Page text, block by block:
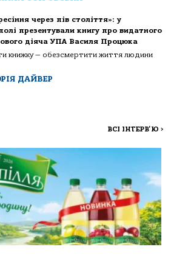
через пів століття»: у
презентували книгу про видатного
діяча УПА Василя Процюка
книжку — обезсмертити життя людини
ДАЙВЕР
ВСІ ІНТЕРВ'Ю >